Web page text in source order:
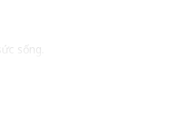
sống.